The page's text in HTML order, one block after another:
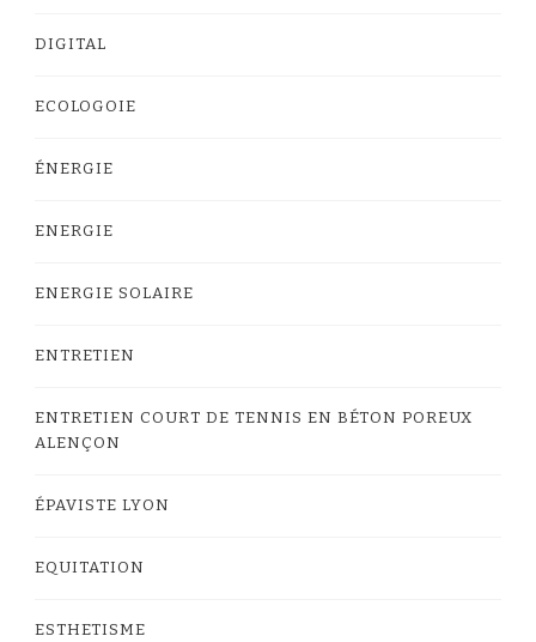
DIGITAL
ECOLOGOIE
ÉNERGIE
ENERGIE
ENERGIE SOLAIRE
ENTRETIEN
ENTRETIEN COURT DE TENNIS EN BÉTON POREUX
ALENÇON
ÉPAVISTE LYON
EQUITATION
ESTHETISME